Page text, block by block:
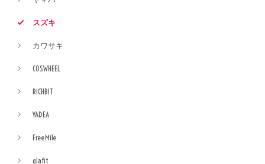
スズキ
カワサキ
COSWHEEL
RICHBIT
YADEA
FreeMile
glafit